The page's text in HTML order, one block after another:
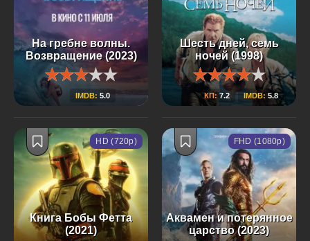
На гребне волны.
Возвращение (2023)
IMDB: 5.0
Шесть дней, семь
ночей (1998)
КП:7.2 IMDB: 5.8
Книга Бобы Фетта
(2021)
HD (720p)
Аквамен и потерянное
царство (2023)
FHD (1080p)